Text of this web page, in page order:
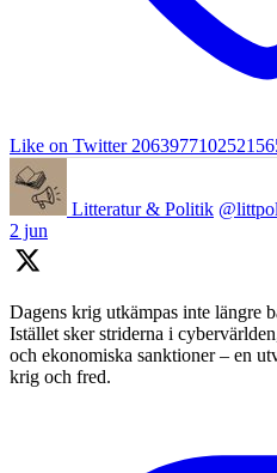
Like on Twitter
Litteratur & Politik
2 jun
Dagens krig utkämpas inte längre
Istället sker striderna i
och ekonomiska sanktioner – en
krig och fred.